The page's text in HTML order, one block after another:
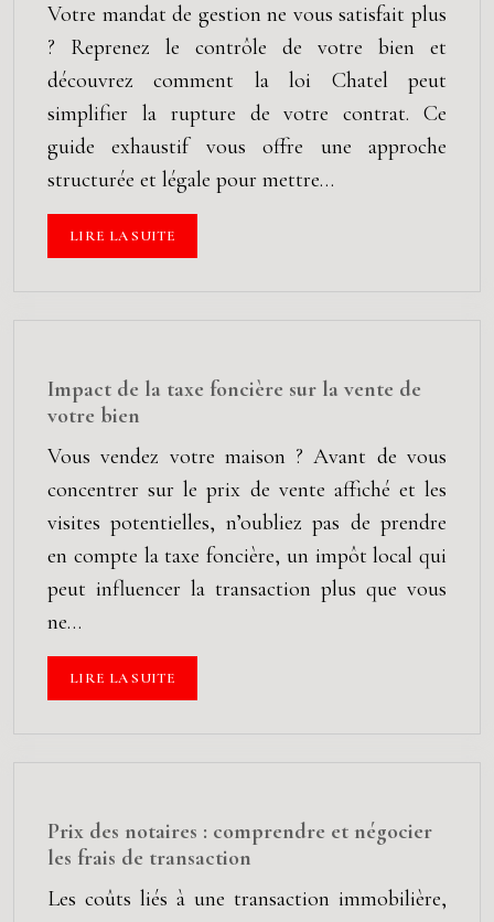
Votre mandat de gestion ne vous satisfait plus
? Reprenez le contrôle de votre bien et
découvrez comment la loi Chatel peut
simplifier la rupture de votre contrat. Ce
guide exhaustif vous offre une approche
structurée et légale pour mettre…
LIRE LA SUITE
Impact de la taxe foncière sur la vente de
votre bien
Vous vendez votre maison ? Avant de vous
concentrer sur le prix de vente affiché et les
visites potentielles, n’oubliez pas de prendre
en compte la taxe foncière, un impôt local qui
peut influencer la transaction plus que vous
ne…
LIRE LA SUITE
Prix des notaires : comprendre et négocier
les frais de transaction
Les coûts liés à une transaction immobilière,